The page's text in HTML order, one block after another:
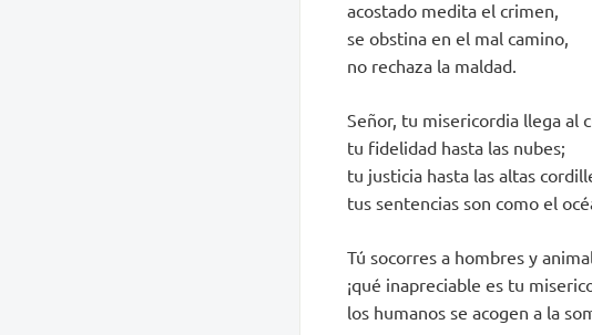
acostado medita el crimen,
se obstina en el mal camino,
no rechaza la maldad.
Señor, tu misericordia llega al
tu fidelidad hasta las nubes;
tu justicia hasta las altas
tus sentencias son como el
Tú socorres a hombres y
¡qué inapreciable es tu
los humanos se acogen a la